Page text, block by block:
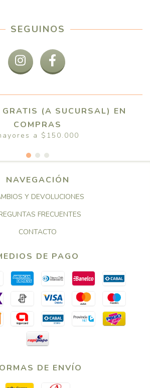
SEGUINOS
GRATIS (A SUCURSAL) EN
COMPRAS
a $150.000
NAVEGACIÓN
Y DEVOLUCIONES
FRECUENTES
CONTACTO
DE PAGO
DE ENVÍO